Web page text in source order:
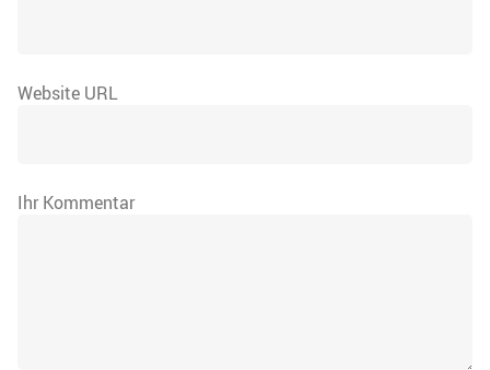
Website URL
Ihr Kommentar